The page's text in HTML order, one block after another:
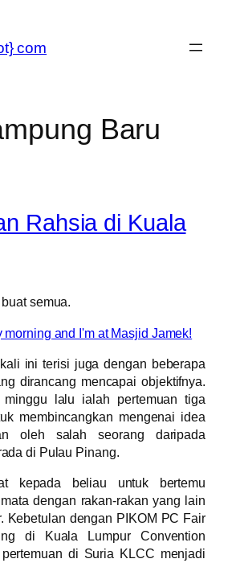
com
Baru
Rahsia di Kuala
semua.
ini terisi juga dengan beberapa
dirancang mencapai objektifnya.
lalu ialah pertemuan tiga
membincangkan mengenai idea
oleh salah seorang daripada
di Pulau Pinang.
kepada beliau untuk bertemu
dengan rakan-rakan yang lain
Kebetulan dengan PIKOM PC Fair
di Kuala Lumpur Convention
di Suria KLCC menjadi